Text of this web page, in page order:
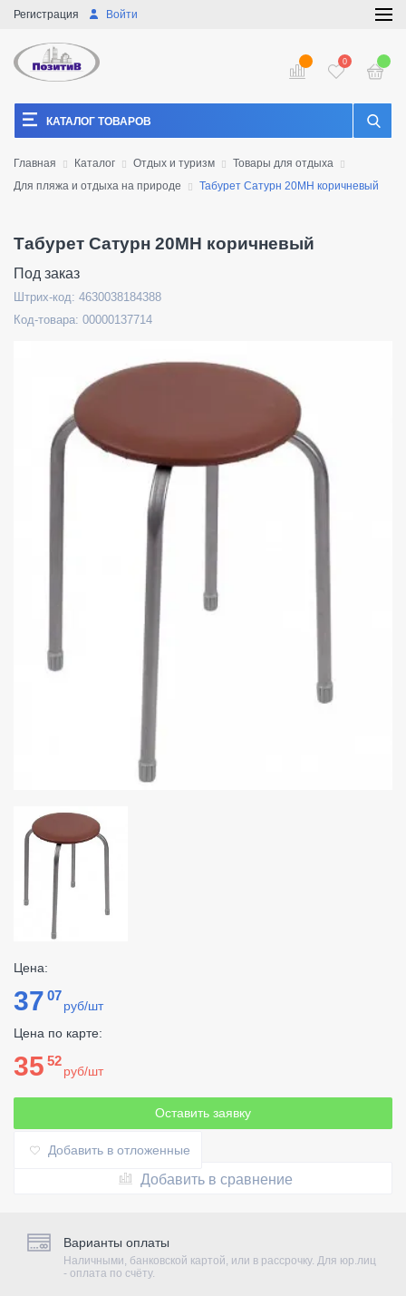
Войти
Регистрация
0
КАТАЛОГ ТОВАРОВ
Главная Каталог Отдых и туризм
Товары для отдыха
Для пляжа и отдыха на природе
Табурет Сатурн 20МН коричневый
Табурет Сатурн 20МН коричневый
Под заказ
Штрих-код: 4630038184388
Код-товара: 00000137714
Цена:
37 07
руб/шт
Цена по карте:
35 52
руб/шт
Оставить заявку
Добавить в отложенные
Добавить в сравнение
Варианты оплаты
Наличными, банковской картой, или в рассрочку. Для юр.лиц
- оплата по счёту.